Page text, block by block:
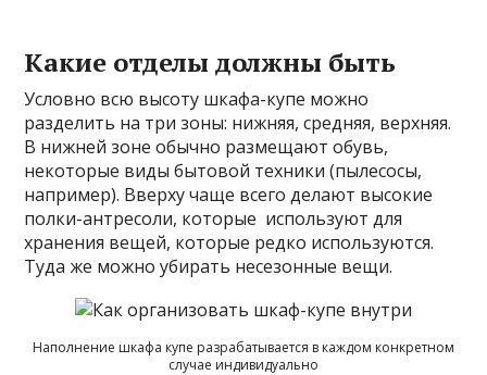
Какие отделы должны быть
Условно всю высоту шкафа-купе можно
разделить на три зоны: нижняя, средняя, верхняя.
В нижней зоне обычно размещают обувь,
некоторые виды бытовой техники (пылесосы,
например). Вверху чаще всего делают высокие
полки-антресоли, которые используют для
хранения вещей, которые редко используются.
Туда же можно убирать несезонные вещи.
Наполнение шкафа купе разрабатывается в каждом конкретном
случае индивидуально